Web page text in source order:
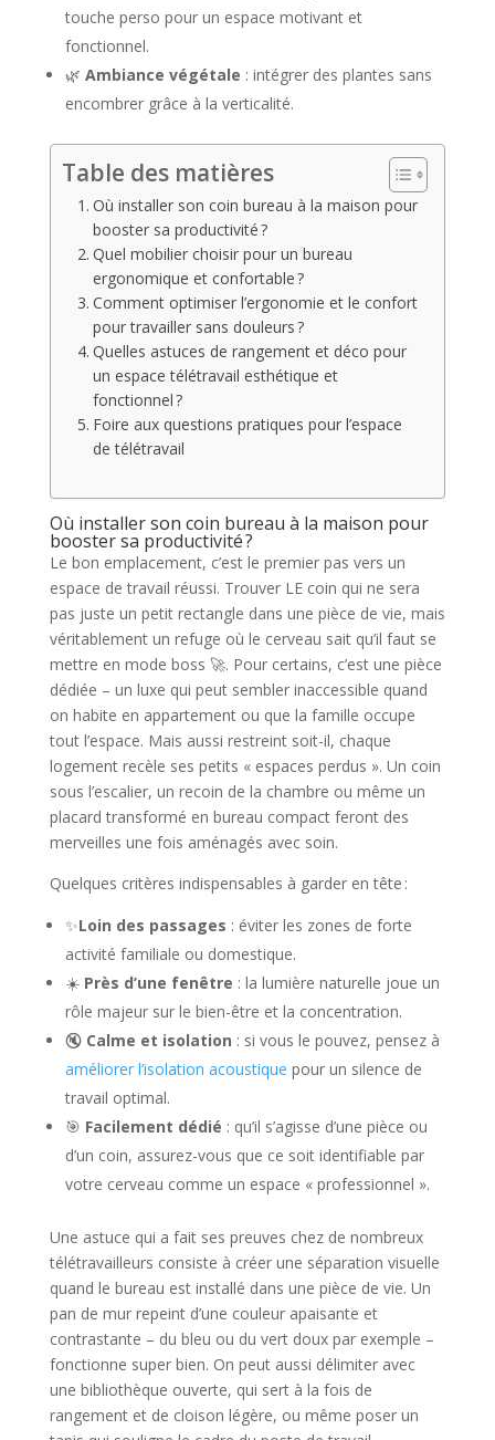
touche perso pour un espace motivant et
fonctionnel.
🌿 Ambiance végétale : intégrer des plantes sans
encombrer grâce à la verticalité.
Table des matières
Où installer son coin bureau à la maison pour
booster sa productivité ?
Quel mobilier choisir pour un bureau
ergonomique et confortable ?
Comment optimiser l’ergonomie et le confort
pour travailler sans douleurs ?
Quelles astuces de rangement et déco pour
un espace télétravail esthétique et
fonctionnel ?
Foire aux questions pratiques pour l’espace
de télétravail
Où installer son coin bureau à la maison pour
booster sa productivité ?
Le bon emplacement, c’est le premier pas vers un
espace de travail réussi. Trouver LE coin qui ne sera
pas juste un petit rectangle dans une pièce de vie, mais
véritablement un refuge où le cerveau sait qu’il faut se
mettre en mode boss 🚀. Pour certains, c’est une pièce
dédiée – un luxe qui peut sembler inaccessible quand
on habite en appartement ou que la famille occupe
tout l’espace. Mais aussi restreint soit-il, chaque
logement recèle ses petits « espaces perdus ». Un coin
sous l’escalier, un recoin de la chambre ou même un
placard transformé en bureau compact feront des
merveilles une fois aménagés avec soin.
Quelques critères indispensables à garder en tête :
✨Loin des passages : éviter les zones de forte
activité familiale ou domestique.
☀️ Près d’une fenêtre : la lumière naturelle joue un
rôle majeur sur le bien-être et la concentration.
🔇 Calme et isolation : si vous le pouvez, pensez à
améliorer l’isolation acoustique pour un silence de
travail optimal.
🎯 Facilement dédié : qu’il s’agisse d’une pièce ou
d’un coin, assurez-vous que ce soit identifiable par
votre cerveau comme un espace « professionnel ».
Une astuce qui a fait ses preuves chez de nombreux
télétravailleurs consiste à créer une séparation visuelle
quand le bureau est installé dans une pièce de vie. Un
pan de mur repeint d’une couleur apaisante et
contrastante – du bleu ou du vert doux par exemple –
fonctionne super bien. On peut aussi délimiter avec
une bibliothèque ouverte, qui sert à la fois de
rangement et de cloison légère, ou même poser un